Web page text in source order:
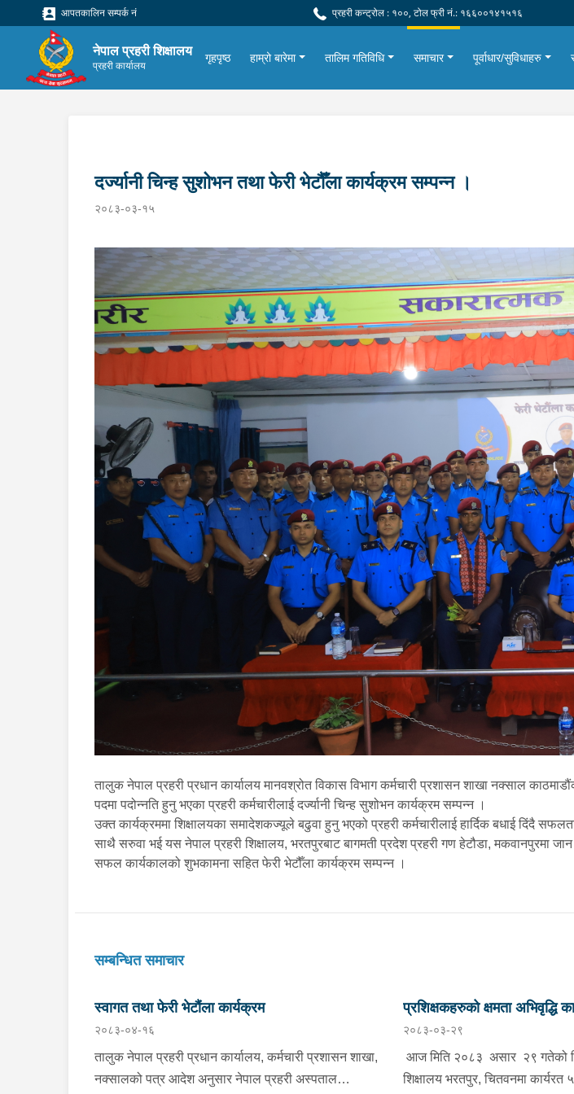
आपतकालिन सम्पर्क नं प्रहरी कन्ट्रोल : १००, टोल फ्री नं.: १६६००१४१५१६
नेपाल प्रहरी शिक्षालय
प्रहरी कार्यालय
गृहपृष्ठ हाम्रो बारेमा तालिम गतिविधि समाचार पूर्वाधार/सुविधाहरु
दर्ज्यानी चिन्ह सुशोभन तथा फेरी भेटौँला कार्यक्रम सम्पन्न ।
२०८३-०३-१५
तालुक नेपाल प्रहरी प्रधान कार्यालय मानवश्रोत विकास विभाग कर्मचारी प्रशासन शाखा नक्साल
पदमा पदोन्नति हुनु भएका प्रहरी कर्मचारीलाई दर्ज्यानी चिन्ह सुशोभन कार्यक्रम सम्पन्न ।
उक्त कार्यक्रममा शिक्षालयका समादेशकज्यूले बढुवा हुनु भएको प्रहरी कर्मचारीलाई हार्दिक बधाई दिंदै
साथै सरुवा भई यस नेपाल प्रहरी शिक्षालय, भरतपुरबाट बागमती प्रदेश प्रहरी गण हेटौडा, मकवानपुरमा
सफल कार्यकालको शुभकामना सहित फेरी भेटौँला कार्यक्रम सम्पन्न ।
सम्बन्धित समाचार
स्वागत तथा फेरी भेटौंला कार्यक्रम
२०८३-०४-१६
तालुक नेपाल प्रहरी प्रधान कार्यालय, कर्मचारी प्रशासन शाखा,
नक्सालको पत्र आदेश अनुसार नेपाल प्रहरी अस्पताल
प्रशिक्षकहरुको क्षमता अभिवृद्धि
२०८३-०३-२९
आज मिति २०८३ असार २९ गतेको
शिक्षालय भरतपुर, चितवनमा